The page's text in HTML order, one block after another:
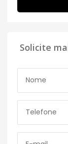
Solicite